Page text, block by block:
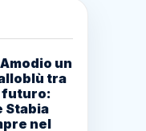
un
tra
futuro:
Stabia
nel